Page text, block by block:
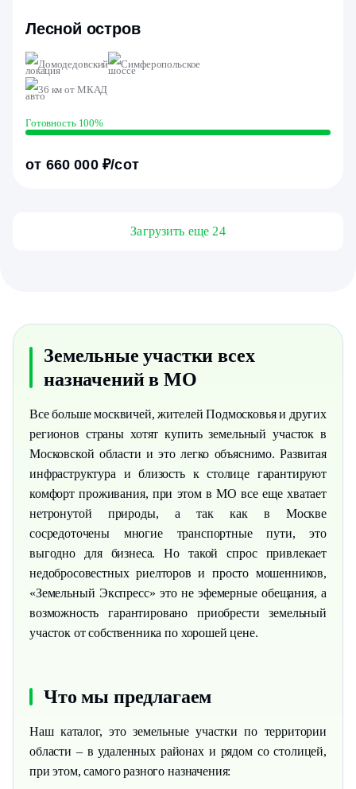
Лесной остров
Домодедовский Симферопольское
36 км от МКАД
Готовность 100%
от 660 000 ₽/сот
Загрузить еще 24
Земельные участки всех
назначений в МО
Все больше москвичей, жителей Подмосковья и других
регионов страны хотят купить земельный участок в
Московской области и это легко объяснимо. Развитая
инфраструктура и близость к столице гарантируют
комфорт проживания, при этом в МО все еще хватает
нетронутой природы, а так как в Москве
сосредоточены многие транспортные пути, это
выгодно для бизнеса. Но такой спрос привлекает
недобросовестных риелторов и просто мошенников,
«Земельный Экспресс» это не эфемерные обещания, а
возможность гарантировано приобрести земельный
участок от собственника по хорошей цене.
Что мы предлагаем
Наш каталог, это земельные участки по территории
области – в удаленных районах и рядом со столицей,
при этом, самого разного назначения: